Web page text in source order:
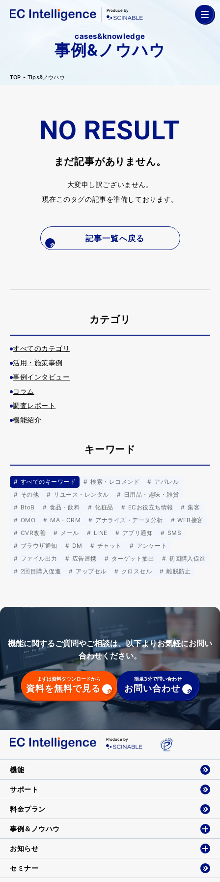
Produce by
cases&knowledge
事例&ノウハウ
TOP Tips&ノウハウ
NO RESULT
まだ記事がありません。
大変申し訳ございません。
現在このタグの記事を準備しております。
記事一覧へ戻る
カテゴリ
すべてのカテゴリ
活用・施策事例
事例インタビュー
コラム
調査レポート
機能紹介
キーワード
すべてのキーワード 検索・レコメンド
アパレル
その他
リユース・レンタル
日用品・趣味・雑貨
BtoB
食品・飲料 化粧品 ECお役立ち情報
集客
OMO
MA・CRM アナライズ・データ分析
WEB接客
CVR改善
メール LINE アプリ通知
SMS
ブラウザ通知
DM チャット
アンケート
ファイル出力
広告連携 ターゲット抽出
初回購入促進
2回目購入促進
アップセル クロスセル 離脱防止
機能に関するご質問やご相談は、以下よりお気軽にお問い
合わせください。
まずは資料ダウンロードから
資料を無料で見る
簡単3分で問い合わせ
お問い合わせ
Produce by
機能
サポート
料金プラン
事例＆ノウハウ
お知らせ
セミナー